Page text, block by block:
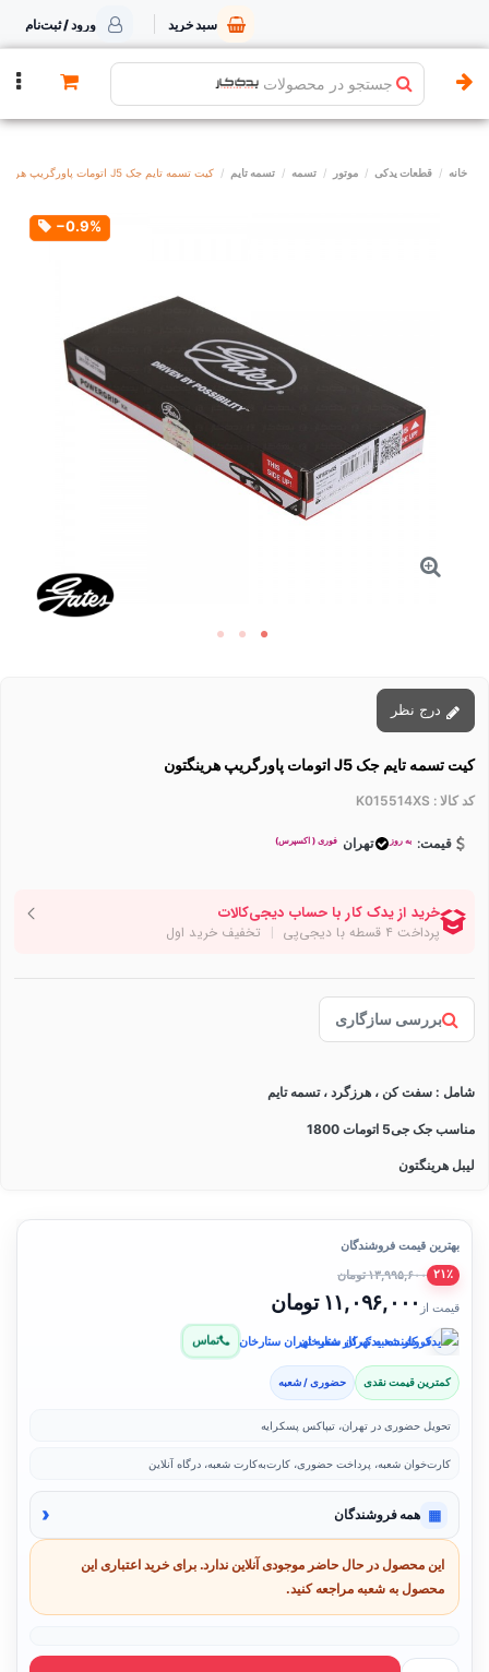
سبد خرید ورود / ثبت‌نام
جستجو در محصولات
خانه قطعات یدکی موتور تسمه تسمه تایم کیت تسمه تایم جک J5 اتومات پاورگریپ هرینگتون
‎−0.9%
کیت تسمه تایم جک J5 اتومات پاورگریپ هرینگتون
کد کالا : K015514XS
قیمت: به روز تهران فوری ( اکسپرس)
بررسی سازگاری
شامل : سفت کن ، هرزگرد ، تسمه تایم
مناسب جک جی5 اتومات 1800
لیبل هرینگتون
بهترین قیمت فروشندگان
۲۱٪ ۱۳,۹۹۵,۶۰۰ تومان
قیمت از ۱۱,۰۹۶,۰۰۰ تومان
فروشنده: یدک کار شعبه تهران ستارخان تماس
کمترین قیمت نقدی حضوری / شعبه
تحویل حضوری در تهران، تیپاکس پسکرایه
کارت‌خوان شعبه، پرداخت حضوری، کارت‌به‌کارت شعبه، درگاه آنلاین
▦ همه فروشندگان ‹
این محصول در حال حاضر موجودی آنلاین ندارد. برای خرید اعتباری این
محصول به شعبه مراجعه کنید.